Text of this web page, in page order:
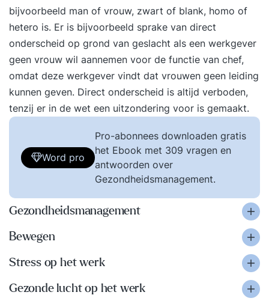
bijvoorbeeld man of vrouw, zwart of blank, homo of
hetero is. Er is bijvoorbeeld sprake van direct
onderscheid op grond van geslacht als een werkgever
geen vrouw wil aannemen voor de functie van chef,
omdat deze werkgever vindt dat vrouwen geen leiding
kunnen geven. Direct onderscheid is altijd verboden,
tenzij er in de wet een uitzondering voor is gemaakt.
Word pro
Pro-abonnees downloaden gratis
het Ebook met 309 vragen en
antwoorden over
Gezondheidsmanagement.
Gezondheidsmanagement
Bewegen
Stress op het werk
Gezonde lucht op het werk